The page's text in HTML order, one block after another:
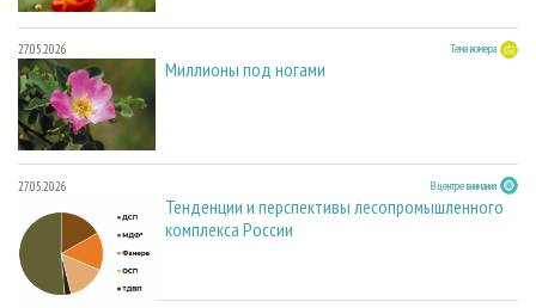
27.05.2026 Тема номера
Миллионы под ногами
27.05.2026 В центре внимания
Тенденции и перспективы лесопромышленного
комплекса России